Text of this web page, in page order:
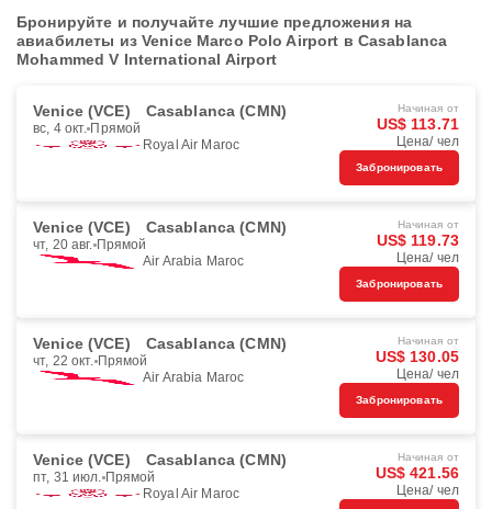
Бронируйте и получайте лучшие предложения на
авиабилеты из Venice Marco Polo Airport в Casablanca
Mohammed V International Airport
Venice (VCE) Casablanca (CMN)
вс, 4 окт. Прямой
Royal Air Maroc
Начиная от
US$ 113.71
Цена/ чел
Забронировать
Venice (VCE) Casablanca (CMN)
чт, 20 авг. Прямой
Air Arabia Maroc
Начиная от
US$ 119.73
Цена/ чел
Забронировать
Venice (VCE) Casablanca (CMN)
чт, 22 окт. Прямой
Air Arabia Maroc
Начиная от
US$ 130.05
Цена/ чел
Забронировать
Venice (VCE) Casablanca (CMN)
пт, 31 июл. Прямой
Royal Air Maroc
Начиная от
US$ 421.56
Цена/ чел